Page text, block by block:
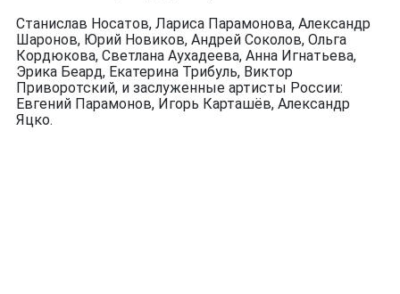
Станислав Носатов, Лариса Парамонова, Александр
Шаронов, Юрий Новиков, Андрей Соколов, Ольга
Кордюкова, Светлана Аухадеева, Анна Игнатьева,
Эрика Беард, Екатерина Трибуль, Виктор
Приворотский, и заслуженные артисты России:
Евгений Парамонов, Игорь Карташёв, Александр
Яцко.